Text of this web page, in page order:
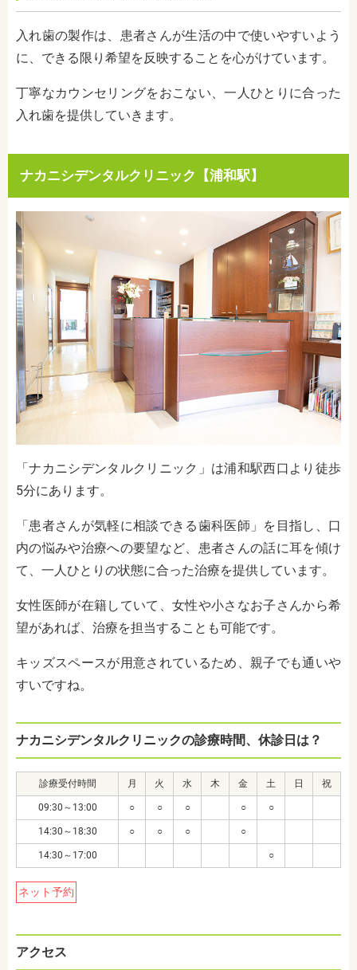
入れ歯の製作は、患者さんが生活の中で使いやすいよう
に、できる限り希望を反映することを心がけています。
丁寧なカウンセリングをおこない、一人ひとりに合った
入れ歯を提供していきます。
ナカニシデンタルクリニック【浦和駅】
「ナカニシデンタルクリニック」は浦和駅西口より徒歩
5分にあります。
「患者さんが気軽に相談できる歯科医師」を目指し、口
内の悩みや治療への要望など、患者さんの話に耳を傾け
て、一人ひとりの状態に合った治療を提供しています。
女性医師が在籍していて、女性や小さなお子さんから希
望があれば、治療を担当することも可能です。
キッズスペースが用意されているため、親子でも通いや
すいですね。
ナカニシデンタルクリニックの診療時間、休診日は？
診療受付時間 月 火 水 木 金 土 日 祝
09:30～13:00 ○ ○ ○ ○ ○
14:30～18:30 ○ ○ ○ ○
14:30～17:00 ○
ネット予約
アクセス